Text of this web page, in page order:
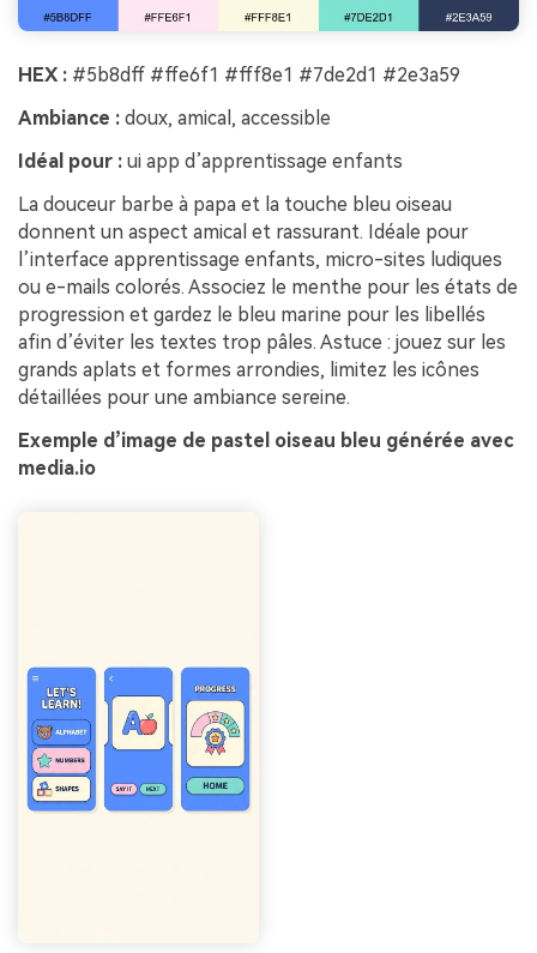
HEX : #5b8dff #ffe6f1 #fff8e1 #7de2d1 #2e3a59
Ambiance : doux, amical, accessible
Idéal pour : ui app d’apprentissage enfants
La douceur barbe à papa et la touche bleu oiseau
donnent un aspect amical et rassurant. Idéale pour
l’interface apprentissage enfants, micro-sites ludiques
ou e-mails colorés. Associez le menthe pour les états de
progression et gardez le bleu marine pour les libellés
afin d’éviter les textes trop pâles. Astuce : jouez sur les
grands aplats et formes arrondies, limitez les icônes
détaillées pour une ambiance sereine.
Exemple d’image de pastel oiseau bleu générée avec
media.io